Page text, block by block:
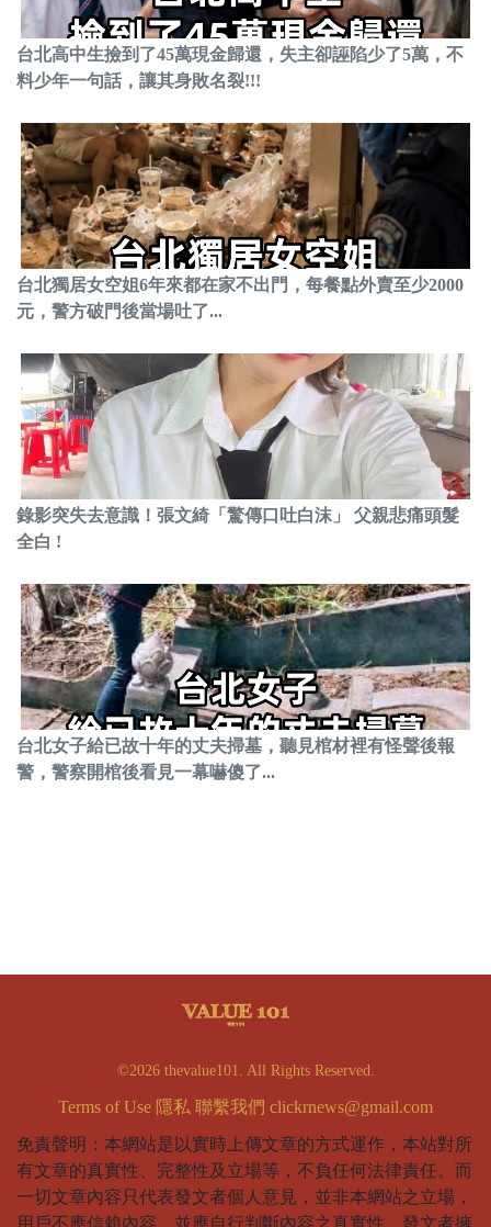
台北高中生撿到了45萬現金歸還，失主卻誣陷少了5萬，不
料少年一句話，讓其身敗名裂!!!
台北獨居女空姐6年來都在家不出門，每餐點外賣至少2000
元，警方破門後當場吐了...
錄影突失去意識！張文綺「驚傳口吐白沫」 父親悲痛頭髮
全白 !
台北女子給已故十年的丈夫掃墓，聽見棺材裡有怪聲後報
警，警察開棺後看見一幕嚇傻了...
©2026 thevalue101. All Rights Reserved.
Terms of Use 隱私 聯繫我們 clickrnews@gmail.com
免責聲明：本網站是以實時上傳文章的方式運作，本站對所
有文章的真實性、完整性及立場等，不負任何法律責任。而
一切文章內容只代表發文者個人意見，並非本網站之立場，
用戶不應信賴內容，並應自行判斷內容之真實性。發文者擁